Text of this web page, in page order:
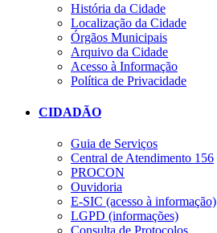
História da Cidade
Localização da Cidade
Órgãos Municipais
Arquivo da Cidade
Acesso à Informação
Política de Privacidade
CIDADÃO
Guia de Serviços
Central de Atendimento 156
PROCON
Ouvidoria
E-SIC (acesso à informação)
LGPD (informações)
Consulta de Protocolos